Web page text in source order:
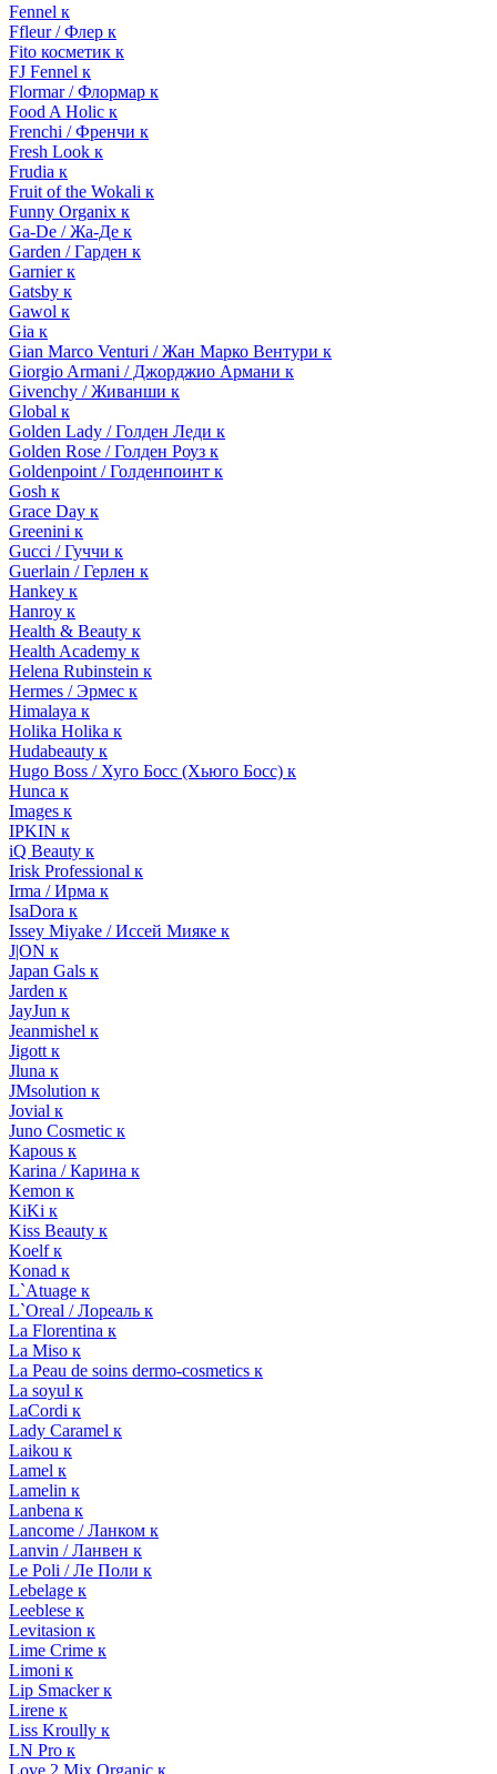
Fennel к
Ffleur / Флер к
Fito косметик к
FJ Fennel к
Flormar / Флормар к
Food A Holic к
Frenchi / Френчи к
Fresh Look к
Frudia к
Fruit of the Wokali к
Funny Organix к
Ga-De / Жа-Де к
Garden / Гарден к
Garnier к
Gatsby к
Gawol к
Gia к
Gian Marco Venturi / Жан Марко Вентури к
Giorgio Armani / Джорджио Армани к
Givenchy / Живанши к
Global к
Golden Lady / Голден Леди к
Golden Rose / Голден Роуз к
Goldenpoint / Голденпоинт к
Gosh к
Grace Day к
Greenini к
Gucci / Гуччи к
Guerlain / Герлен к
Hankey к
Hanroy к
Health & Beauty к
Health Academy к
Helena Rubinstein к
Hermes / Эрмес к
Himalaya к
Holika Holika к
Hudabeauty к
Hugo Boss / Хуго Босс (Хьюго Босс) к
Hunca к
Images к
IPKIN к
iQ Beauty к
Irisk Professional к
Irma / Ирма к
IsaDora к
Issey Miyake / Иссей Мияке к
J|ON к
Japan Gals к
Jarden к
JayJun к
Jeanmishel к
Jigott к
Jluna к
JMsolution к
Jovial к
Juno Cosmetic к
Kapous к
Karina / Карина к
Kemon к
KiKi к
Kiss Beauty к
Koelf к
Konad к
L`Atuage к
L`Oreal / Лореаль к
La Florentina к
La Miso к
La Peau de soins dermo-cosmetics к
La soyul к
LaCordi к
Lady Caramel к
Laikou к
Lamel к
Lamelin к
Lanbena к
Lancome / Ланком к
Lanvin / Ланвен к
Le Poli / Ле Поли к
Lebelage к
Leeblese к
Levitasion к
Lime Crime к
Limoni к
Lip Smacker к
Lirene к
Liss Kroully к
LN Pro к
Love 2 Mix Organic к